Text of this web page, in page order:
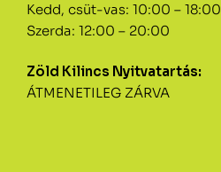
Kedd, csüt-vas: 10:00 – 18:00
Szerda: 12:00 – 20:00
Zöld Kilincs Nyitvatartás:
ÁTMENETILEG ZÁRVA